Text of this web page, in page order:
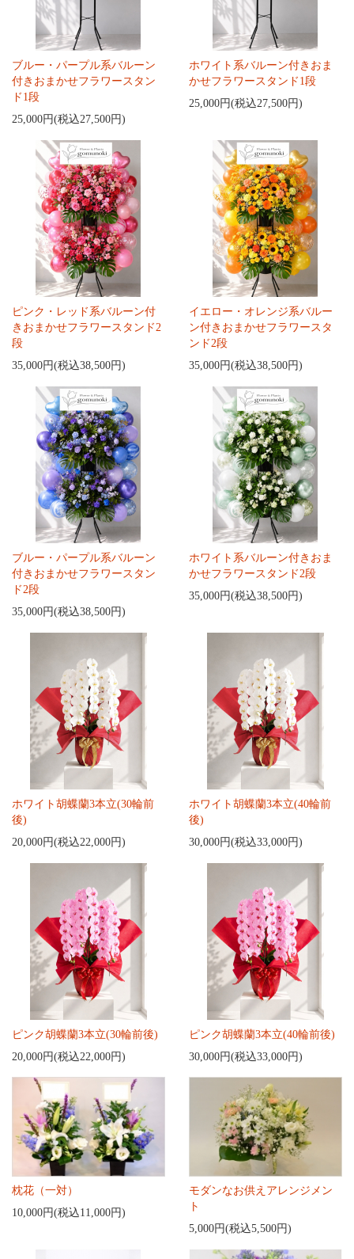
ブルー・パープル系バルーン
付きおまかせフラワースタン
ド1段
25,000円(税込27,500円)
ホワイト系バルーン付きおま
かせフラワースタンド1段
25,000円(税込27,500円)
ピンク・レッド系バルーン付
きおまかせフラワースタンド2
段
35,000円(税込38,500円)
イエロー・オレンジ系バルー
ン付きおまかせフラワースタ
ンド2段
35,000円(税込38,500円)
ブルー・パープル系バルーン
付きおまかせフラワースタン
ド2段
35,000円(税込38,500円)
ホワイト系バルーン付きおま
かせフラワースタンド2段
35,000円(税込38,500円)
ホワイト胡蝶蘭3本立(30輪前
後)
20,000円(税込22,000円)
ホワイト胡蝶蘭3本立(40輪前
後)
30,000円(税込33,000円)
ピンク胡蝶蘭3本立(30輪前後)
20,000円(税込22,000円)
ピンク胡蝶蘭3本立(40輪前後)
30,000円(税込33,000円)
枕花（一対）
10,000円(税込11,000円)
モダンなお供えアレンジメン
ト
5,000円(税込5,500円)